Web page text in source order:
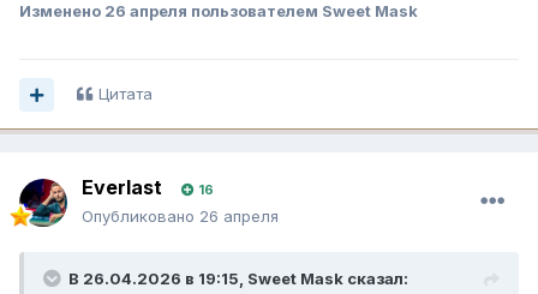
Изменено 26 апреля пользователем Sweet Mask
Цитата
Everlast 16
Опубликовано 26 апреля
В 26.04.2026 в 19:15, Sweet Mask сказал: